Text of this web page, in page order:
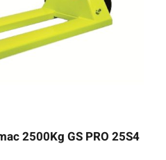
2500Kg GS PRO 25S4